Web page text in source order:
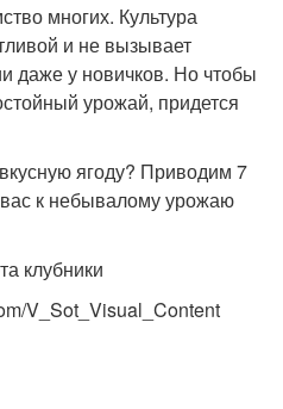
многих. Культура
и не вызывает
даже у новичков. Но чтобы
урожай, придется
ягоду? Приводим 7
к небывалому урожаю
клубники
V_Sot_Visual_Content